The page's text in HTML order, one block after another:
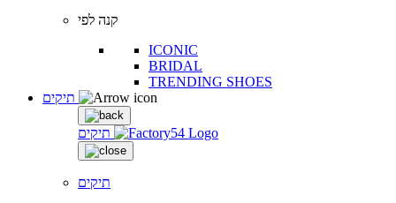
קנה לפי
ICONIC
BRIDAL
TRENDING SHOES
תיקים
תיקים